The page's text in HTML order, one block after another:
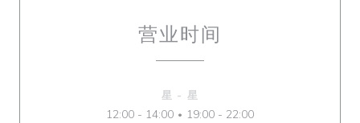
营业时间
星 - 星
12:00 - 14:00 • 19:00 - 22:00